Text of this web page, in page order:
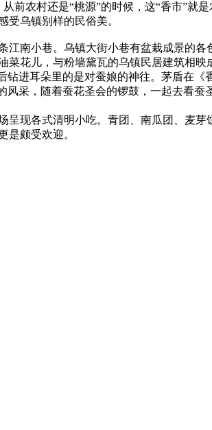
农村还是“桃源”的时候，这“香市”就
乌镇别样的民俗美。
南小巷。乌镇大街小巷有盆栽成景的各
花儿，与粉墙黛瓦的乌镇民居建筑相映
进耳朵里的是对蚕娘的神往。茅盾在《
采，随着蚕花圣会的锣鼓，一起去看蚕
现各式清明小吃。青团、南瓜团、麦芽
是颇受欢迎。